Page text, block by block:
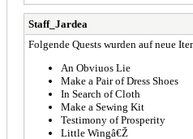
Staff_Jardea
Folgende Quests wurden auf neue
An Obviuos Lie
Make a Pair of Dress Shoes
In Search of Cloth
Make a Sewing Kit
Testimony of Prosperity
Little Wingâ€Ž